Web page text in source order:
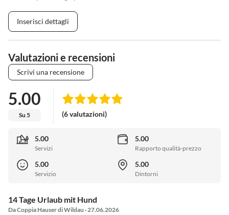
Inserisci dettagli
Valutazioni e recensioni
Scrivi una recensione
5.00
Su 5 (6 valutazioni)
5.00
Servizi
5.00
Rapporto qualità-prezzo
5.00
Servizio
5.00
Dintorni
14 Tage Urlaub mit Hund
Da Coppia Hauser di Wildau · 27.06.2026